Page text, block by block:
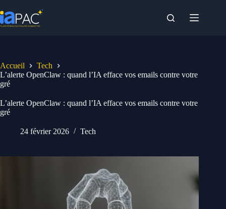
au
contenu
Accueil
Tech
L’alerte OpenClaw : quand l’IA efface vos emails contre votre
gré
L’alerte OpenClaw : quand l’IA efface vos emails contre votre
gré
24 février 2026 Tech